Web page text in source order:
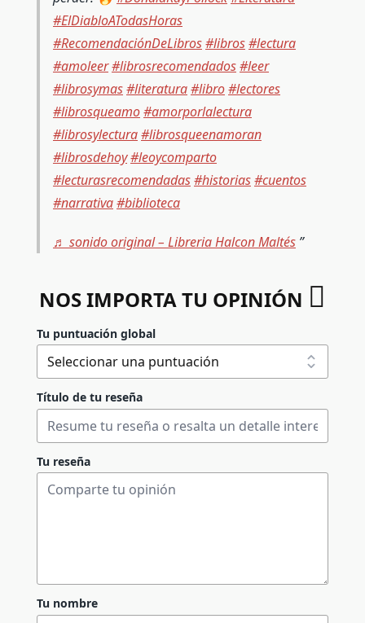
#ElDiabloATodasHoras
#RecomendaciónDeLibros#libros#lectura
#amoleer#librosrecomendados#leer
#librosymas#literatura#libro#lectores
#librosqueamo#amorporlalectura
#librosylectura#librosqueenamoran
#librosdehoy#leoycomparto
#lecturasrecomendadas#historias#cuentos
#narrativa#biblioteca
♬ sonido original – Libreria Halcon Maltés
NOS IMPORTA TU OPINIÓN
Tu puntuación global
Título de tu reseña
Tu reseña
Tu nombre